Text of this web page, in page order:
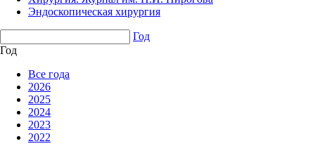
Эндоскопическая хирургия
Год
Год
Все года
2026
2025
2024
2023
2022